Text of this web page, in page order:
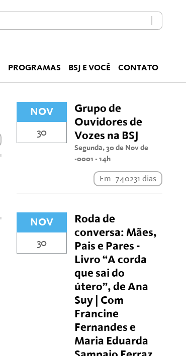
PROGRAMAS BSJ E VOCÊ CONTATO
NOV
30
Grupo de
Ouvidores de
Vozes na BSJ
Segunda, 30 de Nov de
-0001 - 14h
Em -740231 dias
NOV
30
Roda de
conversa: Mães,
Pais e Pares -
Livro “A corda
que sai do
útero”, de Ana
Suy | Com
Francine
Fernandes e
Maria Eduarda